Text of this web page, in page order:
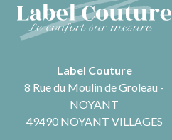
Label Couture
8 Rue du Moulin de Groleau -
NOYANT
49490 NOYANT VILLAGES